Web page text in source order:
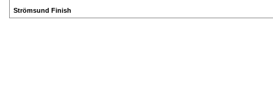
Strömsund Finish